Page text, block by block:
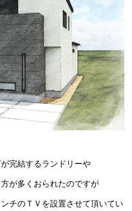
完結するランドリーや
が多くおられたのですが
チのＴＶを設置させて頂いてい